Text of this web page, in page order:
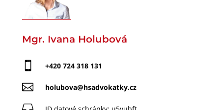
Mgr. Ivana Holubová
 +420 724 318 131
 holubova@hsadvokatky.cz